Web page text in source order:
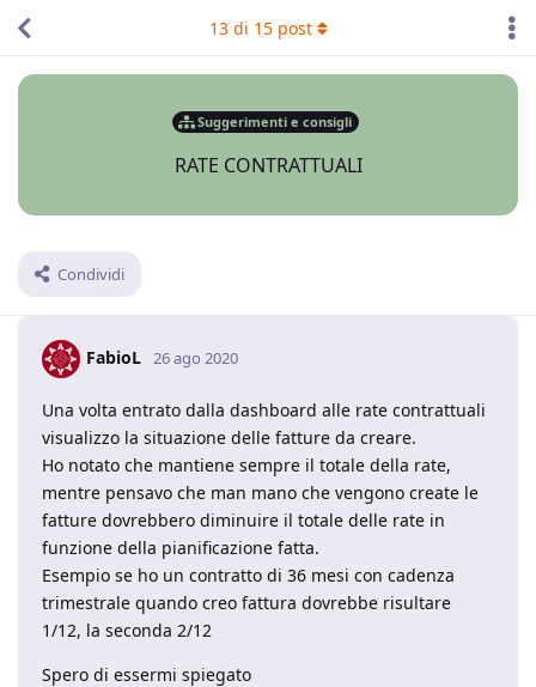
Suggerimenti e consigli
RATE CONTRATTUALI
Condividi
13di 15post
FabioL 26 ago 2020
Una volta entrato dalla dashboard alle rate contrattuali
visualizzo la situazione delle fatture da creare.
Ho notato che mantiene sempre il totale della rate,
mentre pensavo che man mano che vengono create le
fatture dovrebbero diminuire il totale delle rate in
funzione della pianificazione fatta.
Esempio se ho un contratto di 36 mesi con cadenza
trimestrale quando creo fattura dovrebbe risultare
1/12, la seconda 2/12
Spero di essermi spiegato